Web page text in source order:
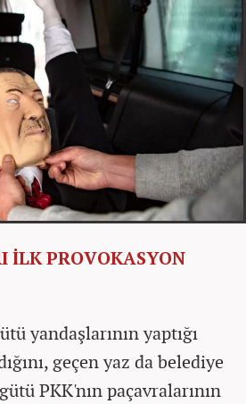
İLK PROVOKASYON
yandaşlarının yaptığı
geçen yaz da belediye
PKK'nın paçavralarının